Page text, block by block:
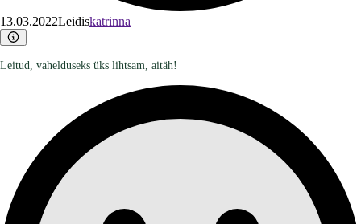
13.03.2022Leidiskatrinna
Leitud, vahelduseks üks lihtsam, aitäh!